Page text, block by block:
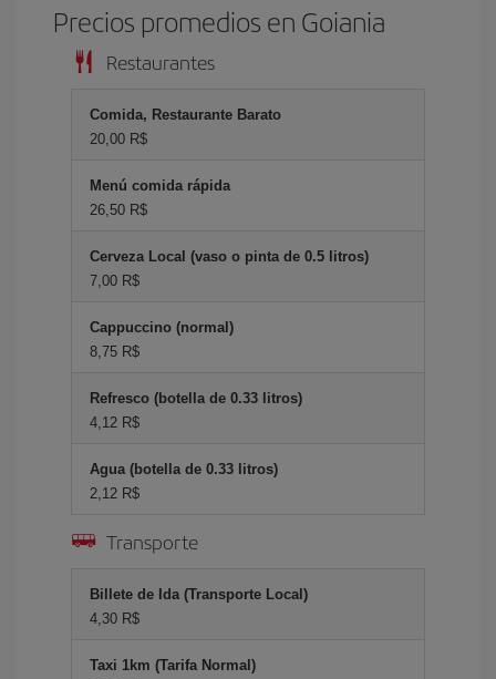
Precios promedios en Goiania
Restaurantes
Comida, Restaurante Barato
20,00 R$
Menú comida rápida
26,50 R$
Cerveza Local (vaso o pinta de 0.5 litros)
7,00 R$
Cappuccino (normal)
8,75 R$
Refresco (botella de 0.33 litros)
4,12 R$
Agua (botella de 0.33 litros)
2,12 R$
Transporte
Billete de Ida (Transporte Local)
4,30 R$
Taxi 1km (Tarifa Normal)